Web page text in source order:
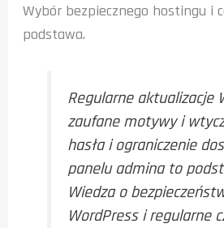
Wybór bezpiecznego hostingu i
podstawa.
Regularne aktualizacje
zaufane motywy i
hasła i ograniczenie
panelu admina to
Wiedza o
WordPress i regularne